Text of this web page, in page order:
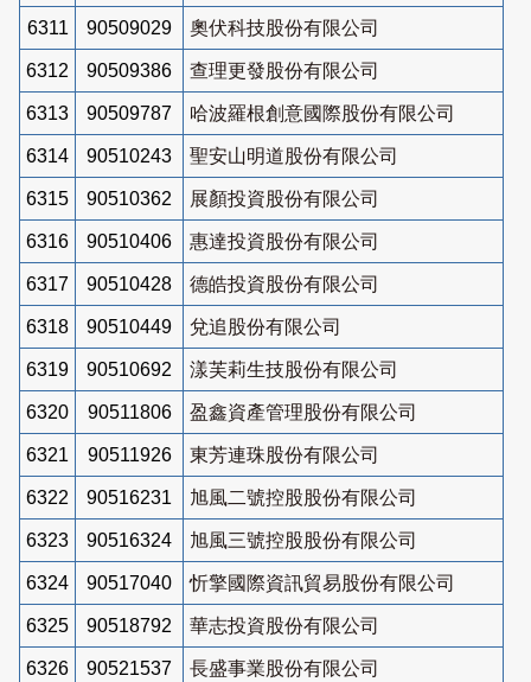
6311 90509029 奧伏科技股份有限公司
6312 90509386 查理更發股份有限公司
6313 90509787 哈波羅根創意國際股份有限公司
6314 90510243 聖安山明道股份有限公司
6315 90510362 展顏投資股份有限公司
6316 90510406 惠達投資股份有限公司
6317 90510428 德皓投資股份有限公司
6318 90510449 兌追股份有限公司
6319 90510692 漾芙莉生技股份有限公司
6320 90511806 盈鑫資產管理股份有限公司
6321 90511926 東芳連珠股份有限公司
6322 90516231 旭風二號控股股份有限公司
6323 90516324 旭風三號控股股份有限公司
6324 90517040 忻擎國際資訊貿易股份有限公司
6325 90518792 華志投資股份有限公司
6326 90521537 長盛事業股份有限公司